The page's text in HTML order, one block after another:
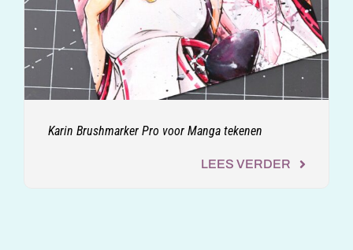
Karin Brushmarker Pro voor Manga tekenen
LEES VERDER